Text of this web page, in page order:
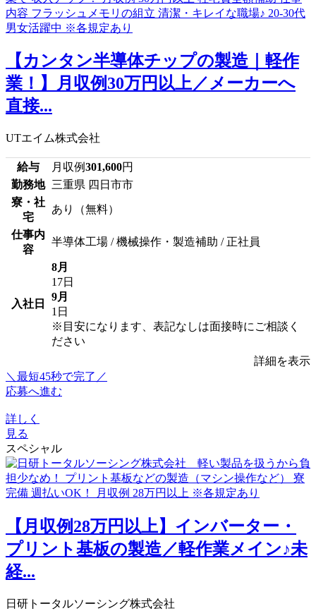
【カンタン半導体チップの製造｜軽作
業！】月収例30万円以上／メーカーへ
直接...
UTエイム株式会社
給与 月収例301,600円
勤務地 三重県 四日市市
寮・社
宅
あり（無料）
仕事内
容
半導体工場 / 機械操作・製造補助 / 正社員
入社日
8月
17日
9月
1日
※目安になります、表記なしは面接時にご相談く
ださい
詳細を表示
＼最短45秒で完了／
応募へ進む
詳しく
見る
スペシャル
【月収例28万円以上】インバーター・
プリント基板の製造／軽作業メイン♪未
経...
日研トータルソーシング株式会社